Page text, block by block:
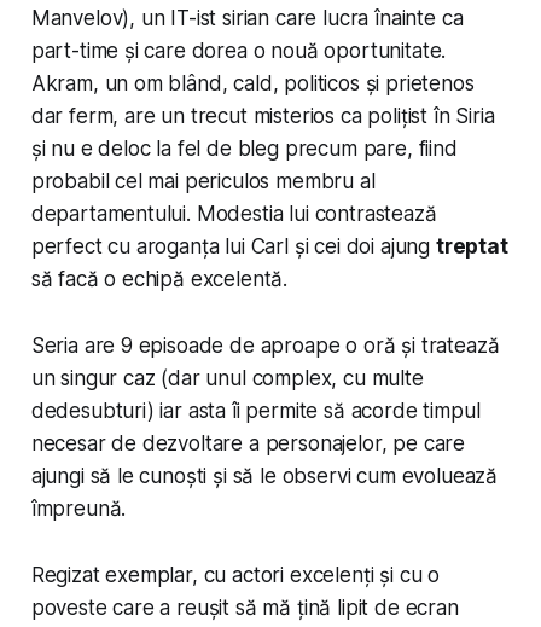
Manvelov), un IT-ist sirian care lucra înainte ca
part-time și care dorea o nouă oportunitate.
Akram, un om blând, cald, politicos și prietenos
dar ferm, are un trecut misterios ca polițist în Siria
și nu e deloc la fel de bleg precum pare, fiind
probabil cel mai periculos membru al
departamentului. Modestia lui contrastează
perfect cu aroganța lui Carl și cei doi ajung treptat
să facă o echipă excelentă.
Seria are 9 episoade de aproape o oră și tratează
un singur caz (dar unul complex, cu multe
dedesubturi) iar asta îi permite să acorde timpul
necesar de dezvoltare a personajelor, pe care
ajungi să le cunoști și să le observi cum evoluează
împreună.
Regizat exemplar, cu actori excelenți și cu o
poveste care a reușit să mă țină lipit de ecran